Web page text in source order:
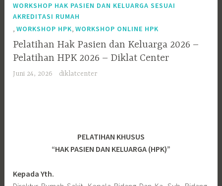
WORKSHOP HAK PASIEN DAN KELUARGA SESUAI
AKREDITASI RUMAH
,WORKSHOP HPK,WORKSHOP ONLINE HPK
Pelatihan Hak Pasien dan Keluarga 2026 –
Pelatihan HPK 2026 – Diklat Center
Juni 24, 2026 diklatcenter
PELATIHAN KHUSUS
“HAK PASIEN DAN KELUARGA (HPK)”
Kepada Yth.